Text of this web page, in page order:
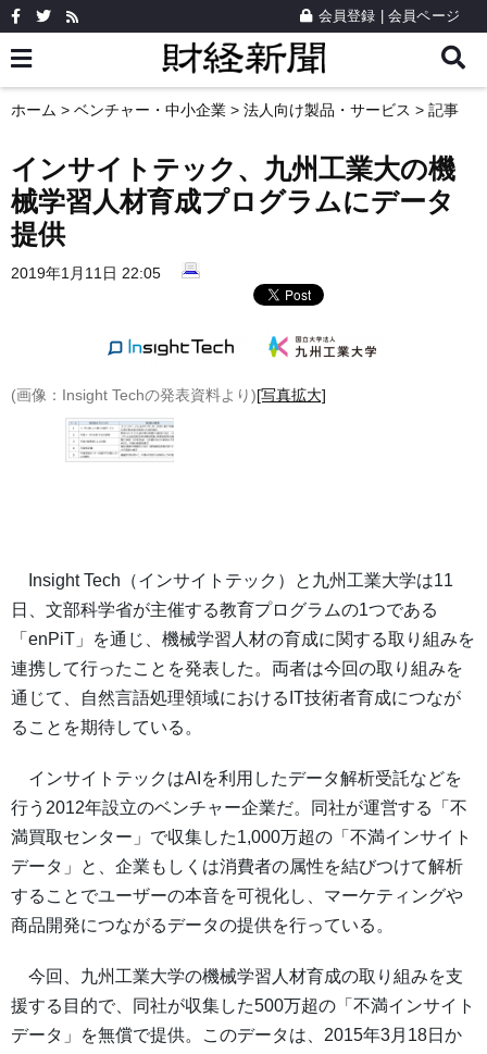
会員登録 会員ページ
ホーム > ベンチャー・中小企業 > 法人向け製品・サービス > 記事
インサイトテック、九州工業大の機
械学習人材育成プログラムにデータ
提供
2019年1月11日 22:05
(画像：Insight Techの発表資料より)[写真拡大]
Insight Tech（インサイトテック）と九州工業大学は11
日、文部科学省が主催する教育プログラムの1つである
「enPiT」を通じ、機械学習人材の育成に関する取り組みを
連携して行ったことを発表した。両者は今回の取り組みを
通じて、自然言語処理領域におけるIT技術者育成につなが
ることを期待している。
インサイトテックはAIを利用したデータ解析受託などを
行う2012年設立のベンチャー企業だ。同社が運営する「不
満買取センター」で収集した1,000万超の「不満インサイト
データ」と、企業もしくは消費者の属性を結びつけて解析
することでユーザーの本音を可視化し、マーケティングや
商品開発につながるデータの提供を行っている。
今回、九州工業大学の機械学習人材育成の取り組みを支
援する目的で、同社が収集した500万超の「不満インサイト
データ」を無償で提供。このデータは、2015年3月18日か